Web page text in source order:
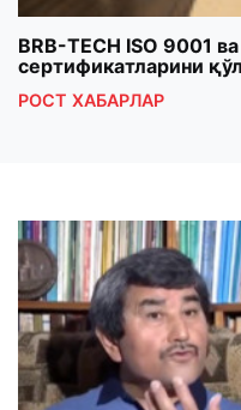
BRB-TECH ISO 9001
сертификатларини
РОСТ ХАБАРЛАР